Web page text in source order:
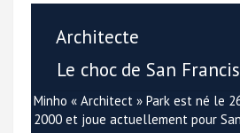
Architecte
Le choc de San
Minho « Architect » Park est né le
2000 et joue actuellement pour San